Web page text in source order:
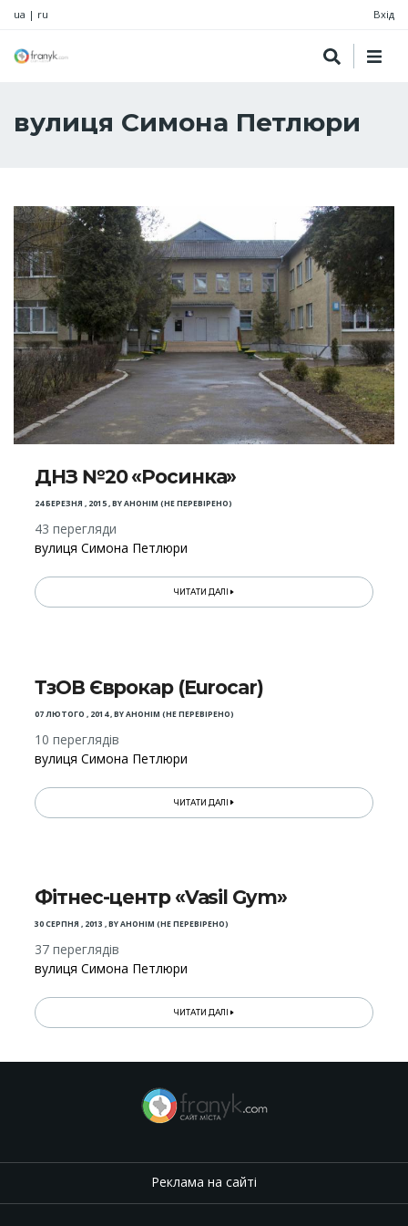
ua | ru Вхід
вулиця Симона Петлюри
ДНЗ №20 «Росинка»
24 БЕРЕЗНЯ , 2015,BYАНОНІМ (НЕ ПЕРЕВІРЕНО)
43 перегляди
вулиця Симона Петлюри
ЧИТАТИ ДАЛІ
ТзОВ Єврокар (Eurocar)
07 ЛЮТОГО , 2014,BYАНОНІМ (НЕ ПЕРЕВІРЕНО)
10 переглядів
вулиця Симона Петлюри
ЧИТАТИ ДАЛІ
Фітнес-центр «Vasil Gym»
30 СЕРПНЯ , 2013 ,BYАНОНІМ (НЕ ПЕРЕВІРЕНО)
37 переглядів
вулиця Симона Петлюри
ЧИТАТИ ДАЛІ
Реклама на сайті